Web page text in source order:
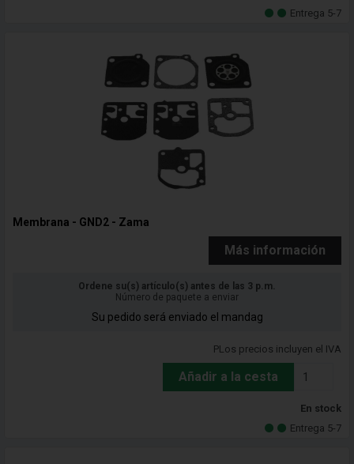
Entrega 5-7
Membrana - GND2 - Zama
Más información
Ordene su(s) artículo(s) antes de las 3 p.m.
Número de paquete a enviar
Su pedido será enviado el mandag
PLos precios incluyen el IVA
Añadir a la cesta
En stock
Entrega 5-7